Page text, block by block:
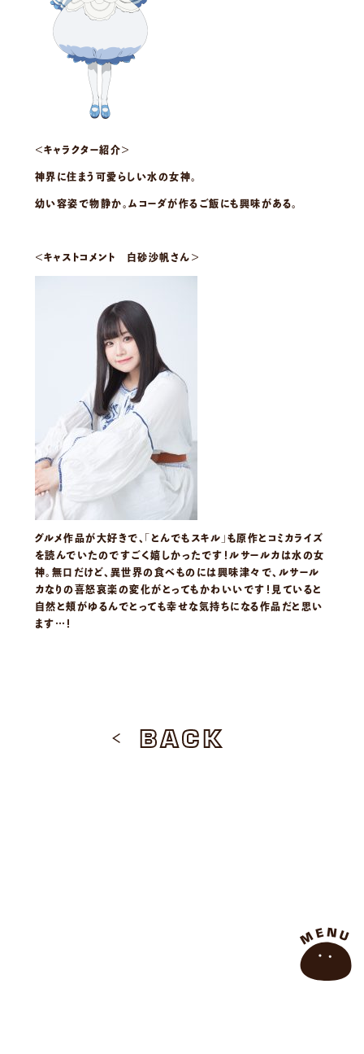
＜キャラクター紹介＞
神界に住まう可愛らしい水の女神。
幼い容姿で物静か。ムコーダが作るご飯にも興味がある。
＜キャストコメント 白砂沙帆さん＞
グルメ作品が大好きで、「とんでもスキル」も原作とコミカライズ
を読んでいたのですごく嬉しかったです！ルサールカは水の女
神。無口だけど、異世界の食べものには興味津々で、ルサール
カなりの喜怒哀楽の変化がとってもかわいいです！見ていると
自然と頬がゆるんでとっても幸せな気持ちになる作品だと思い
ます…！
BACK